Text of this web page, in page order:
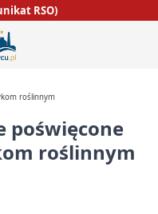
RSO)
roślinnym
poświęcone
roślinnym